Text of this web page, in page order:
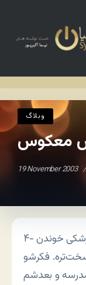
وبلاگ
معکوس
19 November 2003
۴- بالا بری، پایین بیای باز من می‌گم که پزشکی خوندن
فکرشو
تو مدرسه و بعدشم